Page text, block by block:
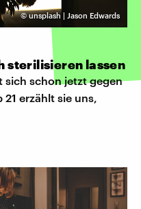
©unsplash | Jason Edwards
sterilisieren lassen
sich schon jetzt gegen
erzählt sie uns,